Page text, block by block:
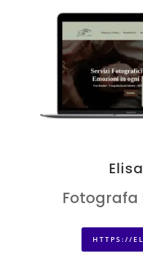
Fotografa
HTTPS://